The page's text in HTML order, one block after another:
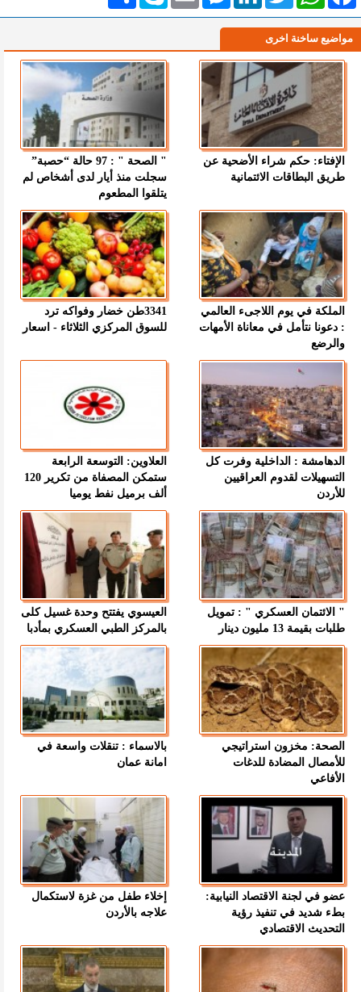
مواضيع ساخنة اخرى
الإفتاء: حكم شراء الأضحية عن
طريق البطاقات الائتمانية
" الصحة " : 97 حالة “حصبة”
سجلت منذ أيار لدى أشخاص لم
يتلقوا المطعوم
الملكة في يوم اللاجىء العالمي
: دعونا نتأمل في معاناة الأمهات
والرضع
3341طن خضار وفواكه ترد
للسوق المركزي الثلاثاء - اسعار
الدهامشة : الداخلية وفرت كل
التسهيلات لقدوم العراقيين
للأردن
العلاوين: التوسعة الرابعة
ستمكن المصفاة من تكرير 120
ألف برميل نفط يوميا
" الائتمان العسكري " : تمويل
طلبات بقيمة 13 مليون دينار
العيسوي يفتتح وحدة غسيل كلى
بالمركز الطبي العسكري بمأدبا
الصحة: مخزون استراتيجي
للأمصال المضادة للدغات
الأفاعي
بالاسماء : تنقلات واسعة في
امانة عمان
عضو في لجنة الاقتصاد النيابية:
بطء شديد في تنفيذ رؤية
التحديث الاقتصادي
إخلاء طفل من غزة لاستكمال
علاجه بالأردن